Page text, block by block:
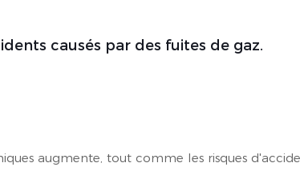
causés par des fuites de gaz.
augmente, tout comme les risques